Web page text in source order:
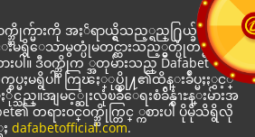
က္ဘ္ဆိုက္မ်ားကို အႏၲရာယ္ရွိသည့္ရည္႐ြယ္ခ်က္ျဖ
င္းမရွိေသာမွတ္ပုံမတင္ထားသည့္မွတ္ပုံတင္မရွိေ
ပါ။ ဒီဝက္ဘ္ဆိုက ္အတုမ်ားသည္ Dafabet ႏွ
မႈမရွိပါ၊ ကြၽႏ္ုပ္တို႔၏ထိန္းခ်ဳပ္မႈႏွင့္
သည္။အျမင့္ဆုံးလုံၿခဳံေရးစံခ်ိန္စံၫႊန္းမ်ားအ
၏ တရားဝင္ဝက္ဘ္ဆိုက္တြင္ ္ကစားပါ ပိုမိုသိရွိလို
dafabetofficial.com.